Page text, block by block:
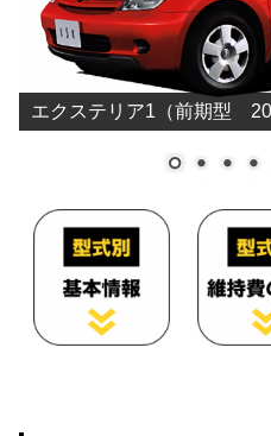
エクステリア1（前期型